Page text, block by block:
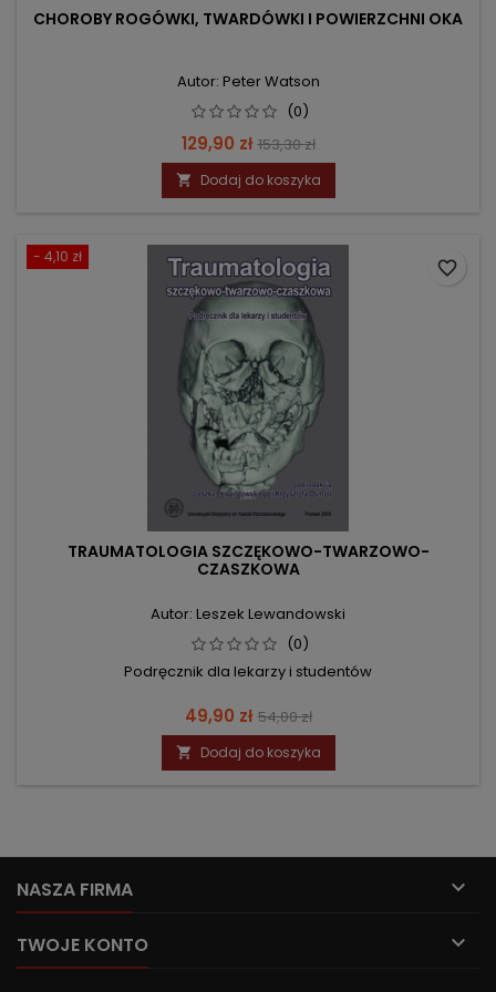
CHOROBY ROGÓWKI, TWARDÓWKI I POWIERZCHNI OKA
Autor: Peter Watson
(0)
Cena
129,90 zł Cena
podstawowa
153,30 zł
 Dodaj do koszyka
- 4,10 zł
TRAUMATOLOGIA SZCZĘKOWO-TWARZOWO-
CZASZKOWA
Autor: Leszek Lewandowski
(0)
Podręcznik dla lekarzy i studentów
Cena
49,90 zł Cena
podstawowa
54,00 zł
 Dodaj do koszyka
favorite_border
NASZA FIRMA 
TWOJE KONTO 